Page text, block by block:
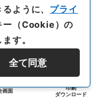
画面
印刷
ダウンロード
ように、 プライ
ー（Cookie）の
す。
全て同意